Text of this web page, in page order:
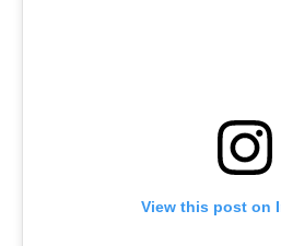
View this post on